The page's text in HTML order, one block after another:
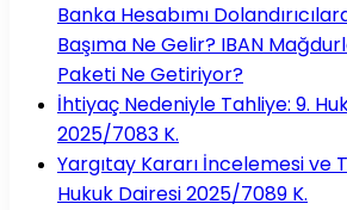
Banka Hesabımı
Başıma Ne Gelir? IBAN
Paketi Ne Getiriyor?
İhtiyaç Nedeniyle Tahliye: 9.
2025/7083 K.
Yargıtay Kararı İncelemesi ve
Hukuk Dairesi 2025/7089 K.